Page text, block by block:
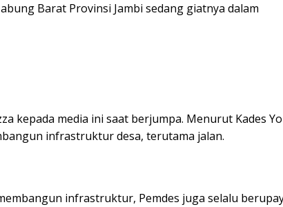
Barat Provinsi Jambi sedang giatnya dalam
kepada media ini saat berjumpa. Menurut Kades
infrastruktur desa, terutama jalan.
infrastruktur, Pemdes juga selalu